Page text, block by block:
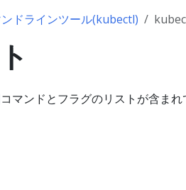
ドラインツール(kubectl)
コマンドとフラグのリストが含まれ